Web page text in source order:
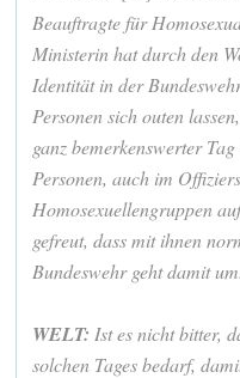
Beauftragte für
Ministerin hat durch den
Identität in der
Personen sich outen
ganz bemerkenswerter
Personen, auch im
Homosexuellengruppen
gefreut, dass mit ihnen
Bundeswehr geht damit um.
WELT: Ist es nicht bitter,
solchen Tages bedarf,